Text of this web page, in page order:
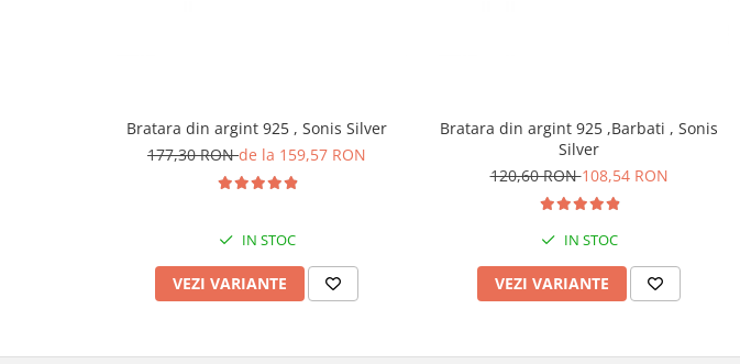
Bratara din argint 925 , Sonis Silver
177,30 RONde la 159,57 RON
IN STOC
VEZI VARIANTE
Bratara din argint 925 ,Barbati , Sonis
Silver
120,60 RON108,54 RON
IN STOC
VEZI VARIANTE